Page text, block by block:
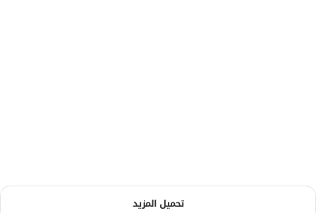
تحميل المزيد